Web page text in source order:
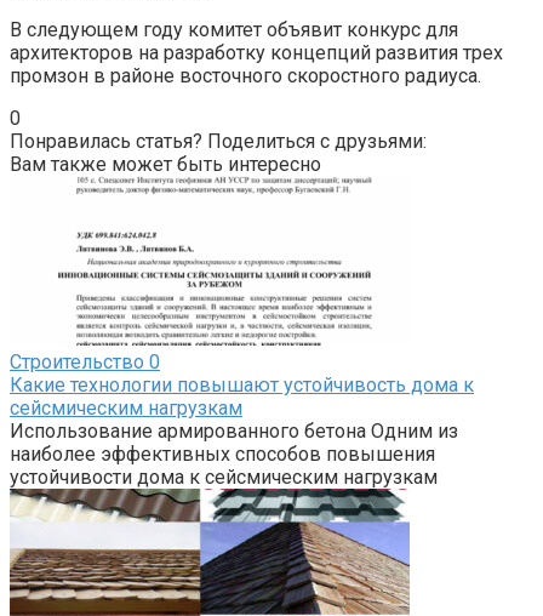
В следующем году комитет объявит конкурс для
архитекторов на разработку концепций развития трех
промзон в районе восточного скоростного радиуса.
0
Понравилась статья? Поделиться с друзьями:
Вам также может быть интересно
Строительство 0
Какие технологии повышают устойчивость дома к
сейсмическим нагрузкам
Использование армированного бетона Одним из
наиболее эффективных способов повышения
устойчивости дома к сейсмическим нагрузкам